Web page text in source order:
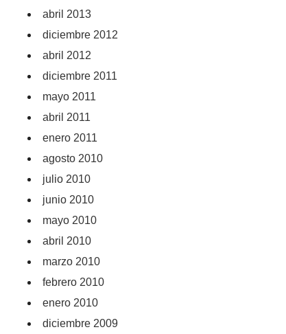
abril 2013
diciembre 2012
abril 2012
diciembre 2011
mayo 2011
abril 2011
enero 2011
agosto 2010
julio 2010
junio 2010
mayo 2010
abril 2010
marzo 2010
febrero 2010
enero 2010
diciembre 2009